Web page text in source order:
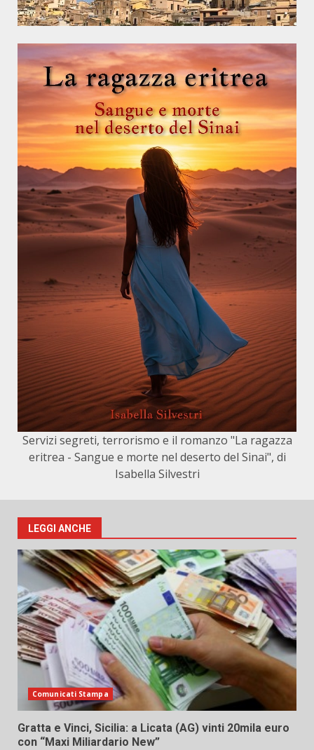
Servizi segreti, terrorismo e il romanzo "La ragazza
eritrea - Sangue e morte nel deserto del Sinai", di
Isabella Silvestri
LEGGI ANCHE
Comunicati Stampa
Gratta e Vinci, Sicilia: a Licata (AG) vinti 20mila euro
con “Maxi Miliardario New”